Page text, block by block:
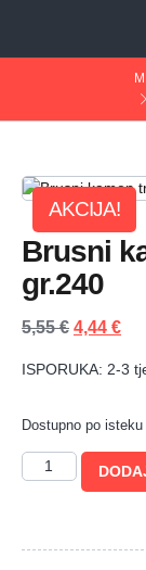
AKCIJA!
Brusni
gr.240
5,55€ 4,44 €
ISPORUKA: 2-3
Dostupno po